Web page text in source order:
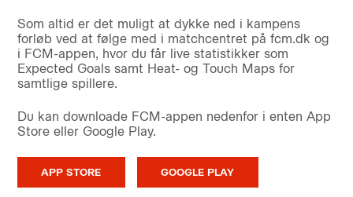
Som altid er det muligt at dykke ned i kampens
forløb ved at følge med i matchcentret på fcm.dk og
i FCM-appen, hvor du får live statistikker som
Expected Goals samt Heat- og Touch Maps for
samtlige spillere.
Du kan downloade FCM-appen nedenfor i enten App
Store eller Google Play.
APP STORE GOOGLE PLAY